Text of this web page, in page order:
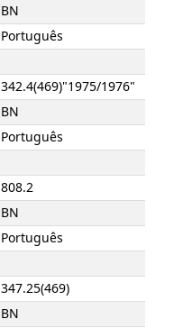
BN
Português
342.4(469)"1975/1976"
BN
Português
808.2
BN
Português
347.25(469)
BN